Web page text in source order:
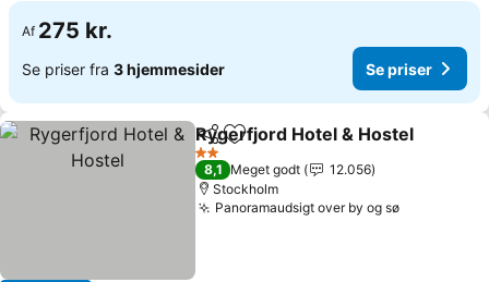
Af 275 kr.
Se priser fra 3 hjemmesider Se priser
Del Føj til favoritter
Rygerfjord Hotel & Hostel
2 Stjerner
8,1 Meget godt
12.056
Stockholm
Panoramaudsigt over by og søSe priser